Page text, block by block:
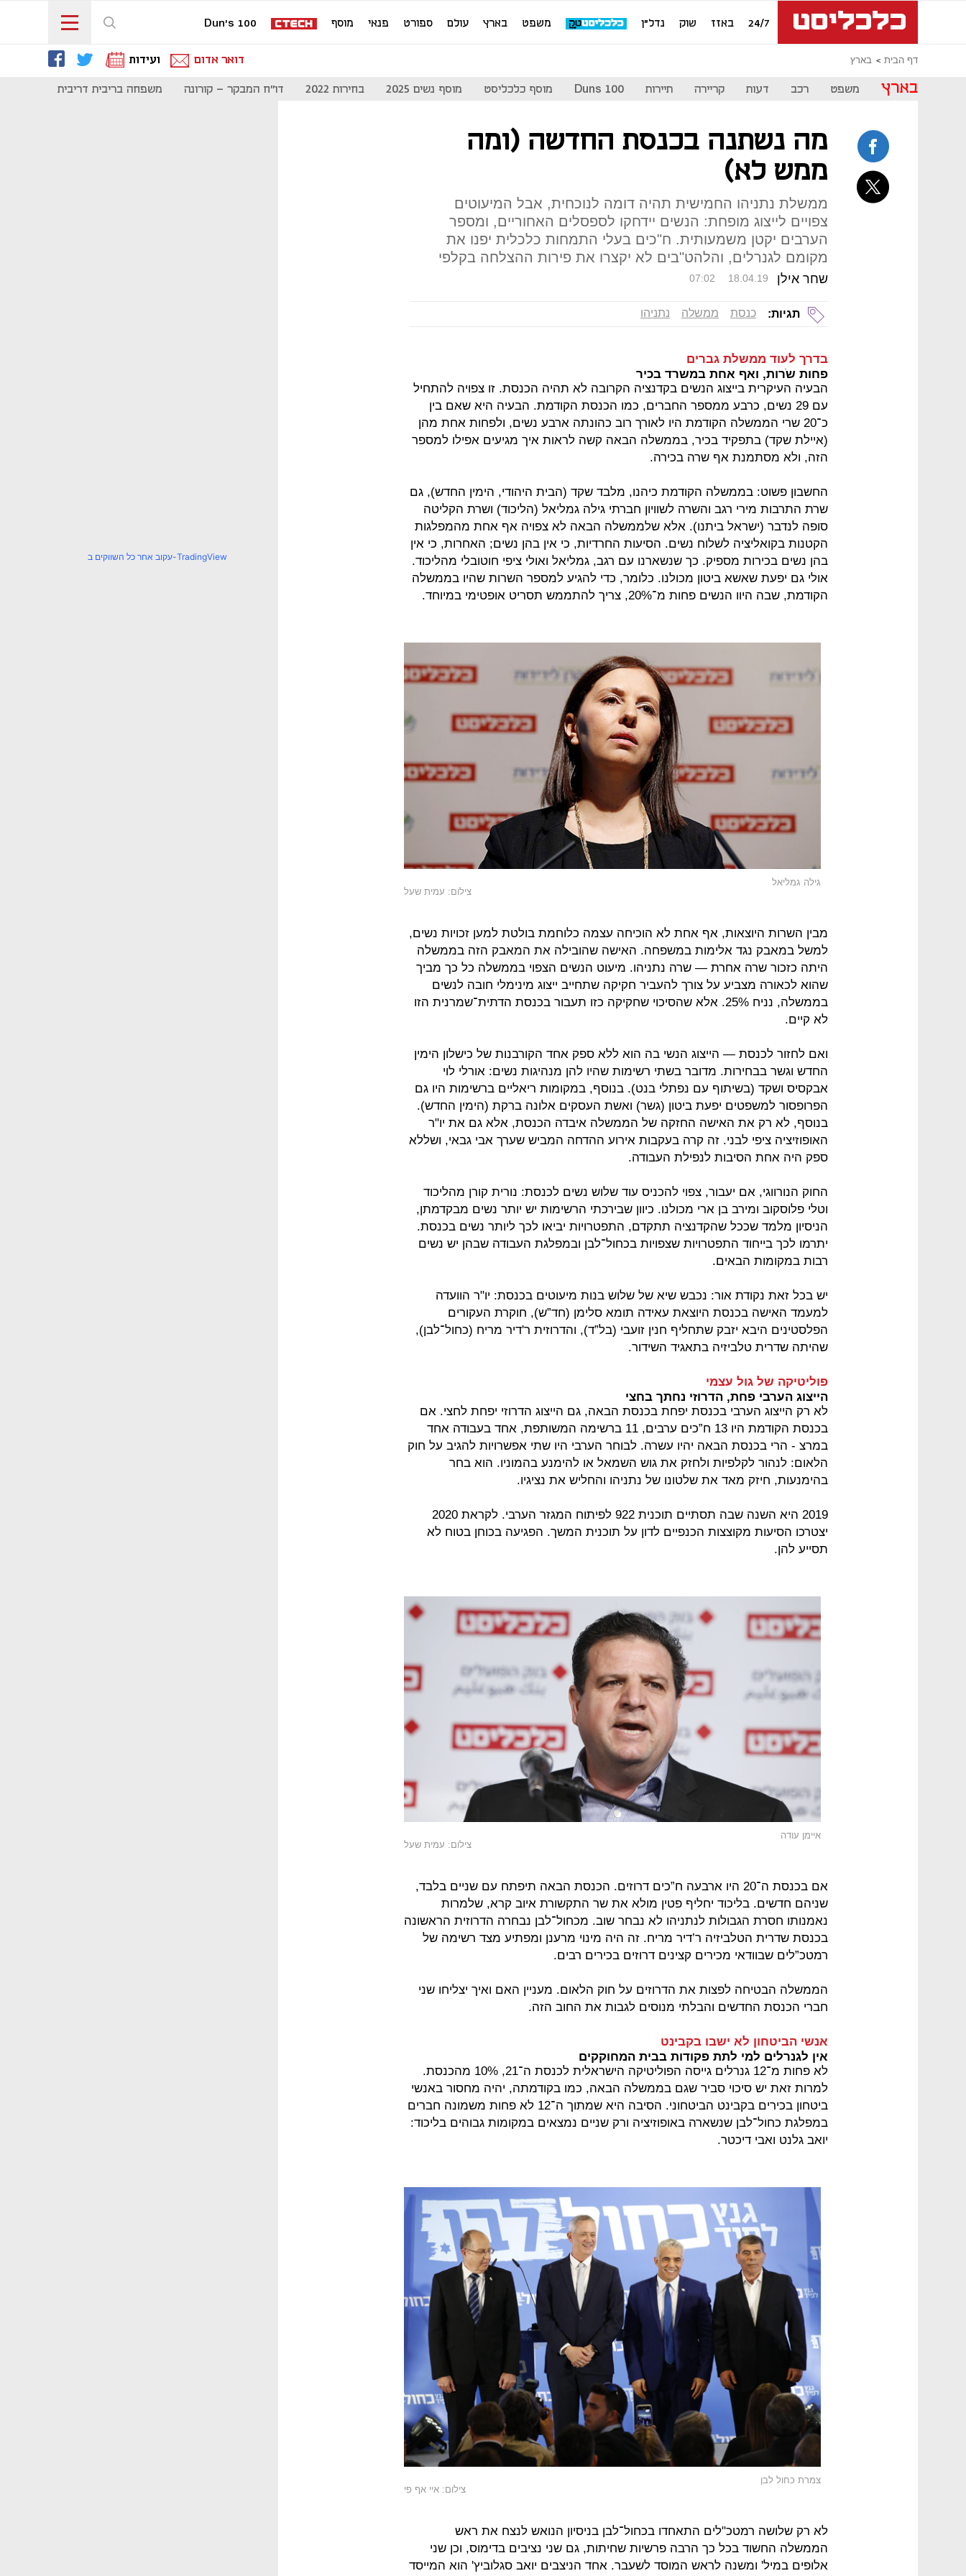
24/7 באזז שוק נדל"ן משפט בארץ עולם ספורט פנאי מוסף Dun's 100
דף הבית בארץ דואר אדום ועידות
בארץ משפט רכב דעות קריירה תיירות Duns 100 מוסף כלכליסט מוסף נשים 2025 בחירות 2022 דו"ח המבקר - קורונה משפחה בריבית דריבית
מה נשתנה בכנסת החדשה (ומה
ממש לא)
ממשלת נתניהו החמישית תהיה דומה לנוכחית, אבל המיעוטים
צפויים לייצוג מופחת: הנשים יידחקו לספסלים האחוריים, ומספר
הערבים יקטן משמעותית. ח"כים בעלי התמחות כלכלית יפנו את
מקומם לגנרלים, והלהט"בים לא יקצרו את פירות ההצלחה בקלפי
שחר אילן 07:02 18.04.19
תגיות: כנסת ממשלה נתניהו
בדרך לעוד ממשלת גברים
פחות שֹרות, ואף אחת במשרד בכיר
הבעיה העיקרית בייצוג הנשים בקדנציה הקרובה לא תהיה הכנסת. זו צפויה להתחיל
עם 29 נשים, כרבע ממספר החברים, כמו הכנסת הקודמת. הבעיה היא שאם בין
כ־20 שרי הממשלה הקודמת היו לאורך רוב כהונתה ארבע נשים, ולפחות אחת מהן
(איילת שקד) בתפקיד בכיר, בממשלה הבאה קשה לראות איך מגיעים אפילו למספר
הזה, ולא מסתמנת אף שרה בכירה.
החשבון פשוט: בממשלה הקודמת כיהנו, מלבד שקד (הבית היהודי, הימין החדש), גם
שרת התרבות מירי רגב והשרה לשוויון חברתי גילה גמליאל (הליכוד) ושרת הקליטה
סופה לנדבר (ישראל ביתנו). אלא שלממשלה הבאה לא צפויה אף אחת מהמפלגות
הקטנות בקואליציה לשלוח נשים. הסיעות החרדיות, כי אין בהן נשים; האחרות, כי אין
בהן נשים בכירות מספיק. כך שנשארנו עם רגב, גמליאל ואולי ציפי חוטובלי מהליכוד.
אולי גם יפעת שאשא ביטון מכולנו. כלומר, כדי להגיע למספר השרות שהיו בממשלה
הקודמת, שבה היוו הנשים פחות מ־20%, צריך להתממש תסריט אופטימי במיוחד.
גילה גמליאל
צילום: עמית שעל
מבין השרות היוצאות, אף אחת לא הוכיחה עצמה כלוחמת בולטת למען זכויות נשים,
למשל במאבק נגד אלימות במשפחה. האישה שהובילה את המאבק הזה בממשלה
היתה כזכור שרה אחרת — שרה נתניהו. מיעוט הנשים הצפוי בממשלה כל כך מביך
שהוא לכאורה מצביע על צורך להעביר חקיקה שתחייב ייצוג מינימלי חובה לנשים
בממשלה, נניח 25%. אלא שהסיכוי שחקיקה כזו תעבור בכנסת הדתית־שמרנית הזו
לא קיים.
ואם לחזור לכנסת — הייצוג הנשי בה הוא ללא ספק אחד הקורבנות של כישלון הימין
החדש וגשר בבחירות. מדובר בשתי רשימות שהיו להן מנהיגות נשים: אורלי לוי
אבקסיס ושקד (בשיתוף עם נפתלי בנט). בנוסף, במקומות ריאליים ברשימות היו גם
הפרופסור למשפטים יפעת ביטון (גשר) ואשת העסקים אלונה ברקת (הימין החדש).
בנוסף, לא רק את האישה החזקה של הממשלה איבדה הכנסת, אלא גם את יו"ר
האופוזיציה ציפי לבני. זה קרה בעקבות אירוע ההדחה המביש שערך אבי גבאי, ושללא
ספק היה אחת הסיבות לנפילת העבודה.
החוק הנורווגי, אם יעבור, צפוי להכניס עוד שלוש נשים לכנסת: נורית קורן מהליכוד
וטלי פלוסקוב ומירב בן ארי מכולנו. כיוון שבירכתי הרשימות יש יותר נשים מבקדמתן,
הניסיון מלמד שככל שהקדנציה תתקדם, התפטרויות יביאו לכך ליותר נשים בכנסת.
יתרמו לכך בייחוד התפטרויות שצפויות בכחול־לבן ובמפלגת העבודה שבהן יש נשים
רבות במקומות הבאים.
יש בכל זאת נקודת אור: נכבש שיא של שלוש בנות מיעוטים בכנסת: יו"ר הוועדה
למעמד האישה בכנסת היוצאת עאידה תומא סלימן (חד”ש), חוקרת העקורים
הפלסטינים היבא יזבק שתחליף חנין זועבי (בל”ד), והדרוזית ר'דיר מריח (כחול־לבן),
שהיתה שדרית טלביזיה בתאגיד השידור.
פוליטיקה של גול עצמי
הייצוג הערבי פחת, הדרוזי נחתך בחצי
לא רק הייצוג הערבי בכנסת יפחת בכנסת הבאה, גם הייצוג הדרוזי יפחת לחצי. אם
בכנסת הקודמת היו 13 ח”כים ערבים, 11 ברשימה המשותפת, אחד בעבודה אחד
במרצ - הרי בכנסת הבאה יהיו עשרה. לבוחר הערבי היו שתי אפשרויות להגיב על חוק
הלאום: לנהור לקלפיות ולחזק את גוש השמאל או להימנע בהמוניו. הוא בחר
בהימנעות, חיזק מאד את שלטונו של נתניהו והחליש את נציגיו.
2019 היא השנה שבה תסתיים תוכנית 922 לפיתוח המגזר הערבי. לקראת 2020
יצטרכו הסיעות מקוצצות הכנפיים לדון על תוכנית המשך. הפגיעה בכוחן בטוח לא
תסייע להן.
איימן עודה
צילום: עמית שעל
אם בכנסת ה־20 היו ארבעה ח”כים דרוזים. הכנסת הבאה תיפתח עם שניים בלבד,
שניהם חדשים. בליכוד יחליף פטין מולא את שר התקשורת איוב קרא, שלמרות
נאמנותו חסרת הגבולות לנתניהו לא נבחר שוב. מכחול־לבן נבחרה הדרוזית הראשונה
בכנסת שדרית הטלביזיה ר’דיר מריח. זה היה מינוי מרענן ומפתיע מצד רשימה של
רמטכ”לים שבוודאי מכירים קצינים דרוזים בכירים רבים.
הממשלה הבטיחה לפצות את הדרוזים על חוק הלאום. מעניין האם ואיך יצליחו שני
חברי הכנסת החדשים והבלתי מנוסים לגבות את החוב הזה.
אנשי הביטחון לא ישבו בקבינט
אין לגנרלים למי לתת פקודות בבית המחוקקים
לא פחות מ־12 גנרלים גייסה הפוליטיקה הישראלית לכנסת ה־21, 10% מהכנסת.
למרות זאת יש סיכוי סביר שגם בממשלה הבאה, כמו בקודמתה, יהיה מחסור באנשי
ביטחון בכירים בקבינט הביטחוני. הסיבה היא שמתוך ה־12 לא פחות משמונה חברים
במפלגת כחול־לבן שנשארה באופוזיציה ורק שניים נמצאים במקומות גבוהים בליכוד:
יואב גלנט ואבי דיכטר.
צמרת כחול לבן
צילום: איי אף פי
לא רק שלושה רמטכ"לים התאחדו בכחול־לבן בניסיון הנואש לנצח את ראש
הממשלה החשוד בכל כך הרבה פרשיות שחיתות, גם שני נציבים בדימוס, וכן שני
אלופים במיל' ומשנה לראש המוסד לשעבר. אחד הניצבים יואב סגלוביץ' הוא המייסד
עקוב אחר כל השווקים ב-TradingView